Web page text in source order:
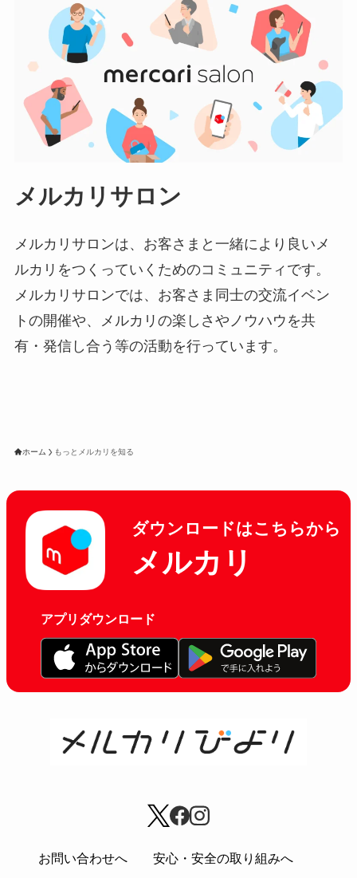
メルカリサロン
メルカリサロンは、お客さまと一緒により良いメ
ルカリをつくっていくためのコミュニティです。
メルカリサロンでは、お客さま同士の交流イベン
トの開催や、メルカリの楽しさやノウハウを共
有・発信し合う等の活動を行っています。
ホーム もっとメルカリを知る
ダウンロードはこちらから
メルカリ
アプリダウンロード
お問い合わせへ
安心・安全の取り組みへ